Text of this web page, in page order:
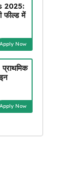
2025:
फील्ड में
Apply Now
Apply Now